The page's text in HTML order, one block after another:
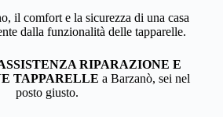
il comfort e la sicurezza di una casa
dalla funzionalità delle tapparelle.
RIPARAZIONE E
TAPPARELLE a Barzanò, sei nel
posto giusto.